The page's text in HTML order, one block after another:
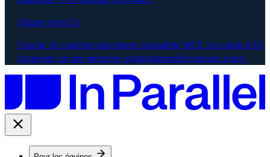
Aligner votre IA
Couche de contexte nativement compatible MCP. Les outils d'IA
s'appuient sur une mémoire organisationnelle toujours active.